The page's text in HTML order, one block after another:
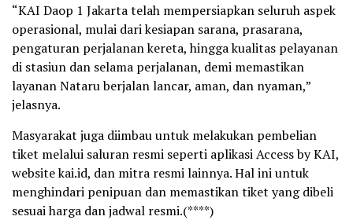
“KAI Daop 1 Jakarta telah mempersiapkan seluruh aspek
operasional, mulai dari kesiapan sarana, prasarana,
pengaturan perjalanan kereta, hingga kualitas pelayanan
di stasiun dan selama perjalanan, demi memastikan
layanan Nataru berjalan lancar, aman, dan nyaman,”
jelasnya.
Masyarakat juga diimbau untuk melakukan pembelian
tiket melalui saluran resmi seperti aplikasi Access by KAI,
website kai.id, dan mitra resmi lainnya. Hal ini untuk
menghindari penipuan dan memastikan tiket yang dibeli
sesuai harga dan jadwal resmi.(****)